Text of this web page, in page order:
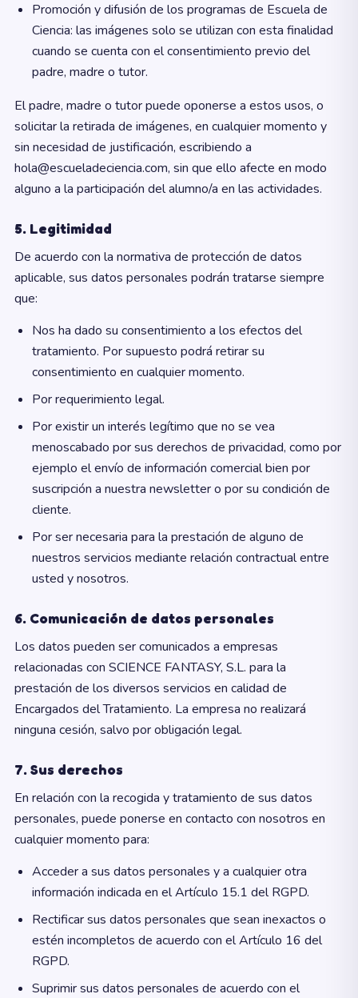
Promoción y difusión de los programas de Escuela de
Ciencia: las imágenes solo se utilizan con esta finalidad
cuando se cuenta con el consentimiento previo del
padre, madre o tutor.
El padre, madre o tutor puede oponerse a estos usos, o
solicitar la retirada de imágenes, en cualquier momento y
sin necesidad de justificación, escribiendo a
hola@escueladeciencia.com, sin que ello afecte en modo
alguno a la participación del alumno/a en las actividades.
5. Legitimidad
De acuerdo con la normativa de protección de datos
aplicable, sus datos personales podrán tratarse siempre
que:
Nos ha dado su consentimiento a los efectos del
tratamiento. Por supuesto podrá retirar su
consentimiento en cualquier momento.
Por requerimiento legal.
Por existir un interés legítimo que no se vea
menoscabado por sus derechos de privacidad, como por
ejemplo el envío de información comercial bien por
suscripción a nuestra newsletter o por su condición de
cliente.
Por ser necesaria para la prestación de alguno de
nuestros servicios mediante relación contractual entre
usted y nosotros.
6. Comunicación de datos personales
Los datos pueden ser comunicados a empresas
relacionadas con SCIENCE FANTASY, S.L. para la
prestación de los diversos servicios en calidad de
Encargados del Tratamiento. La empresa no realizará
ninguna cesión, salvo por obligación legal.
7. Sus derechos
En relación con la recogida y tratamiento de sus datos
personales, puede ponerse en contacto con nosotros en
cualquier momento para:
Acceder a sus datos personales y a cualquier otra
información indicada en el Artículo 15.1 del RGPD.
Rectificar sus datos personales que sean inexactos o
estén incompletos de acuerdo con el Artículo 16 del
RGPD.
Suprimir sus datos personales de acuerdo con el